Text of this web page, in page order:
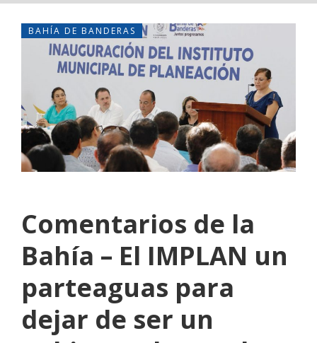
BAHÍA DE BANDERAS
Comentarios de la
Bahía – El IMPLAN un
parteaguas para
dejar de ser un